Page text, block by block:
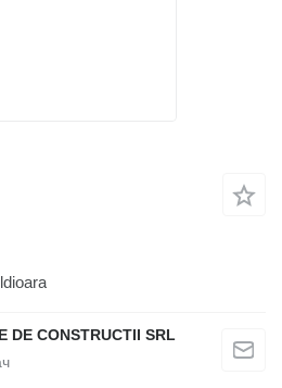
DE CONSTRUCTII SRL